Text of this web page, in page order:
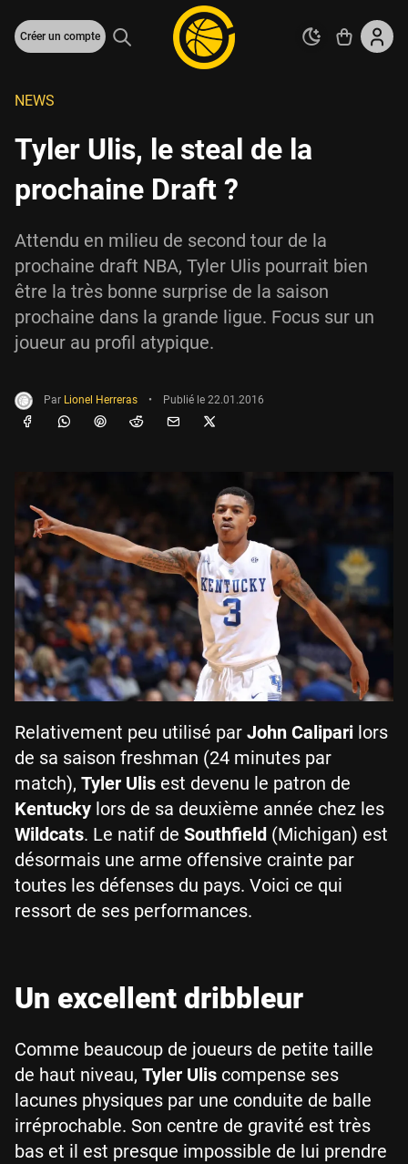
Créer un compte
NEWS
Tyler Ulis, le steal de la
prochaine Draft ?
Attendu en milieu de second tour de la
prochaine draft NBA, Tyler Ulis pourrait bien
être la très bonne surprise de la saison
prochaine dans la grande ligue. Focus sur un
joueur au profil atypique.
Par Lionel Herreras • Publié le 22.01.2016
Relativement peu utilisé par John Calipari lors
de sa saison freshman (24 minutes par
match), Tyler Ulis est devenu le patron de
Kentucky lors de sa deuxième année chez les
Wildcats. Le natif de Southfield (Michigan) est
désormais une arme offensive crainte par
toutes les défenses du pays. Voici ce qui
ressort de ses performances.
Un excellent dribbleur
Comme beaucoup de joueurs de petite taille
de haut niveau, Tyler Ulis compense ses
lacunes physiques par une conduite de balle
irréprochable. Son centre de gravité est très
bas et il est presque impossible de lui prendre